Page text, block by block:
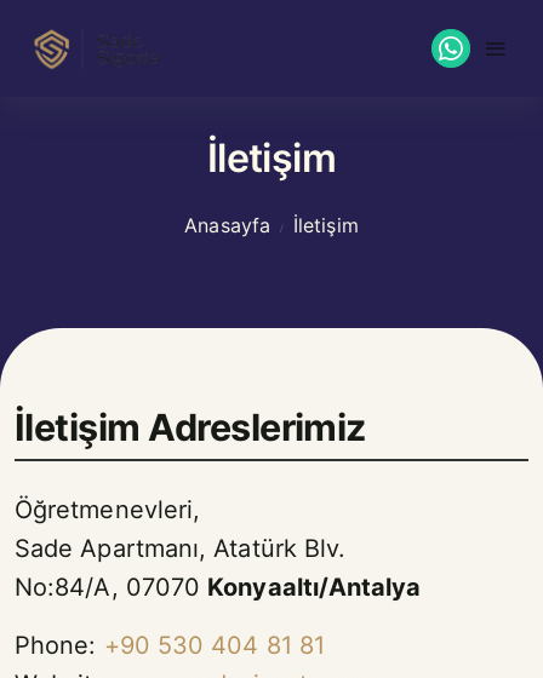
İletişim
Anasayfa İletişim
İletişim Adreslerimiz
Öğretmenevleri,
Sade Apartmanı, Atatürk Blv.
No:84/A, 07070 Konyaaltı/Antalya
Phone: +90 530 404 81 81